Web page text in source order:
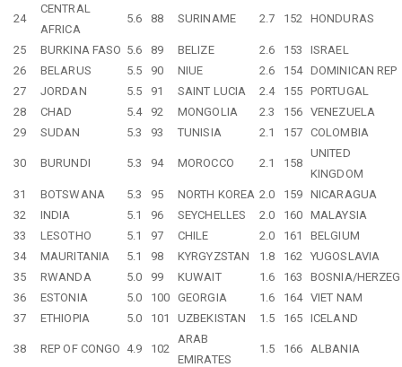
24
CENTRAL
AFRICA
5.6 88 SURINAME 2.7 152 HONDURAS
25 BURKINA FASO 5.6 89 BELIZE 2.6 153
ISRAEL
26
BELARUS 5.5 90 NIUE 2.6 154 DOMINICAN REP
27
JORDAN 5.5 91 SAINT LUCIA 2.4 155 PORTUGAL
28
CHAD 5.4 92 MONGOLIA 2.3 156 VENEZUELA
29
SUDAN 5.3 93 TUNISIA 2.1 157 COLOMBIA
30 BURUNDI 5.3 94 MOROCCO 2.1 158
UNITED
KINGDOM
31
BOTSWANA 5.3 95 NORTH KOREA 2.0 159 NICARAGUA
32
INDIA 5.1 96 SEYCHELLES 2.0 160 MALAYSIA
33
LESOTHO 5.1 97 CHILE 2.0 161
BELGIUM
34
MAURITANIA 5.1 98 KYRGYZSTAN 1.8 162
YUGOSLAVIA
35
RWANDA 5.0 99 KUWAIT 1.6 163
BOSNIA/HERZEG
36
ESTONIA 5.0 100 GEORGIA 1.6 164 VIET NAM
37
ETHIOPIA 5.0 101 UZBEKISTAN 1.5 165 ICELAND
38 REP OF CONGO 4.9 102
ARAB
EMIRATES
1.5 166 ALBANIA